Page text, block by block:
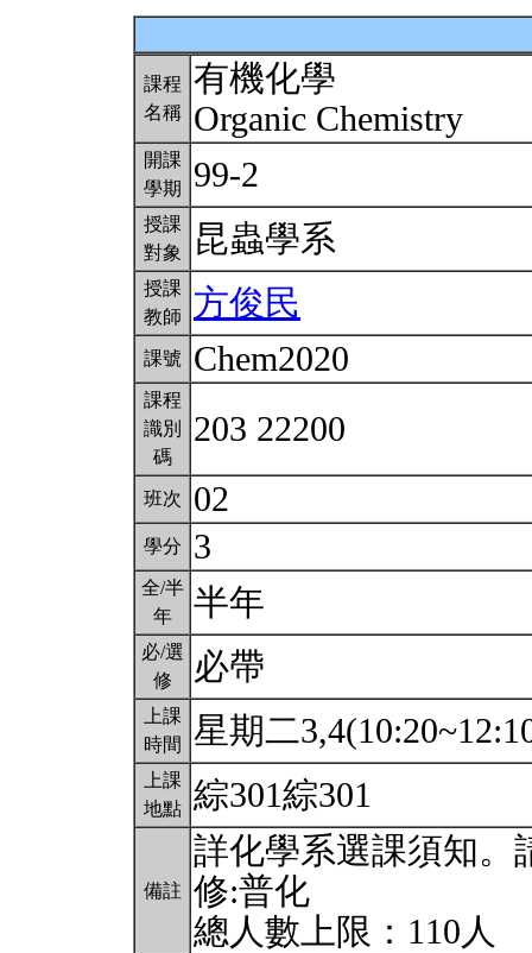
課程
名稱
有機化學
Organic Chemistry
開課
學期
99-2
授課
對象
昆蟲學系
授課
教師
方俊民
課號 Chem2020
課程
識別
碼
203 22200
班次 02
學分 3
全/半
年
半年
必/選
修
必帶
上課
時間
星期二
上課
地點
綜301綜301
備註
詳化學系選課須知。
修:普化
總人數上限：110人